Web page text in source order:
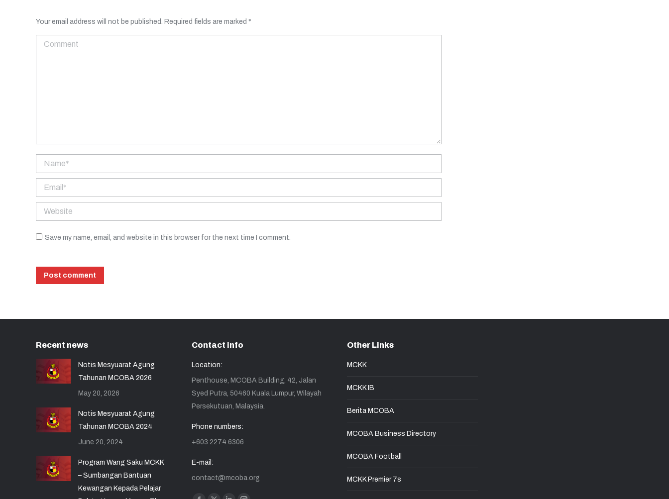
Your email address will not be published. Required fields are marked *
Comment
Name *
Email *
Website
Save my name, email, and website in this browser for the next time I comment.
Post comment
Recent news
Notis Mesyuarat Agung
Tahunan MCOBA 2026
May 20, 2026
Notis Mesyuarat Agung
Tahunan MCOBA 2024
June 20, 2024
Program Wang Saku MCKK
– Sumbangan Bantuan
Kewangan Kepada Pelajar
Contact info
Location:
Penthouse, MCOBA Building, 42, Jalan
Syed Putra, 50460 Kuala Lumpur, Wilayah
Persekutuan, Malaysia.
Phone numbers:
+603 2274 6306
E-mail:
contact@mcoba.org
Other Links
MCKK
MCKK IB
Berita MCOBA
MCOBA Business Directory
MCOBA Football
MCKK Premier 7s